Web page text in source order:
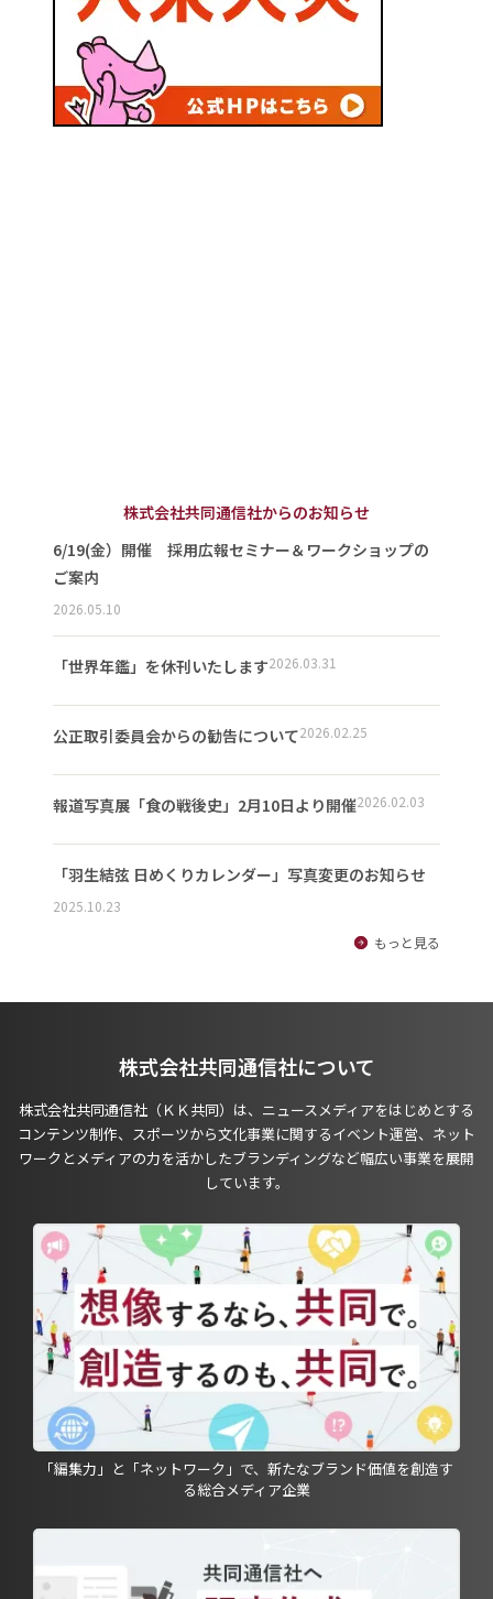
株式会社共同通信社からのお知らせ
6/19(金）開催 採用広報セミナー＆ワークショップの
ご案内
2026.05.10
「世界年鑑」を休刊いたします2026.03.31
公正取引委員会からの勧告について2026.02.25
報道写真展「食の戦後史」2月10日より開催2026.02.03
「羽生結弦 日めくりカレンダー」写真変更のお知らせ
2025.10.23
もっと見る
株式会社共同通信社について
株式会社共同通信社（ＫＫ共同）は、ニュースメディアをはじめとする
コンテンツ制作、スポーツから文化事業に関するイベント運営、ネット
ワークとメディアの力を活かしたブランディングなど幅広い事業を展開
しています。
「編集力」と「ネットワーク」で、新たなブランド価値を創造す
る総合メディア企業